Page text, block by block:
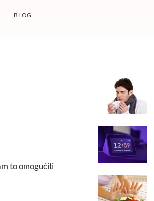
BLOG
to omogućiti